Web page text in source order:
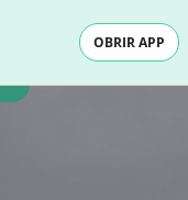
OBRIR APP